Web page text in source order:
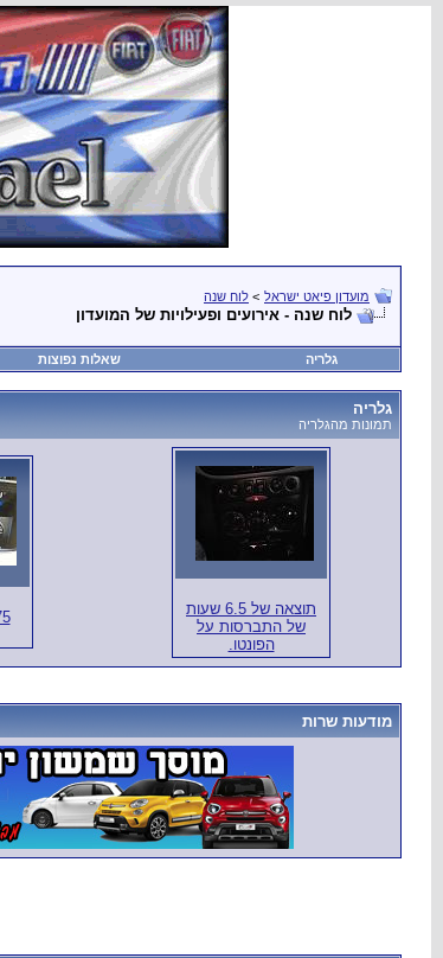
מועדון פיאט ישראל > לוח שנה
לוח שנה - אירועים ופעילויות של המועדון
גלריה שאלות נפוצות
גלריה
תמונות מהגלריה
תוצאה של 6.5 שעות
של התברסות על
הפונטו.
מודעות שרות